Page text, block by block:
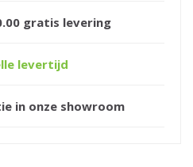
gratis levering
levertijd
in onze showroom